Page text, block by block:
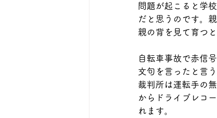
問題が起こると学
だと思うのです。
親の背を見て育つ
自転車事故で赤信
文句を言ったと言
裁判所は運転手の
からドライブレコ
れます。